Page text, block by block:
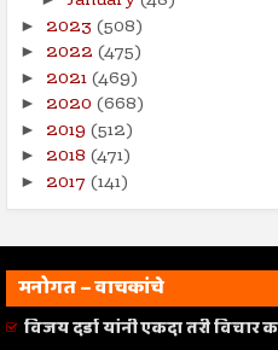
► 2023 (508)
► 2022 (475)
► 2021(469)
► 2020 (668)
► 2019 (512)
► 2018 (471)
► 2017 (141)
मनोगत – वाचकांचे
विजय दर्डा यांनी एकदा तरी विचार